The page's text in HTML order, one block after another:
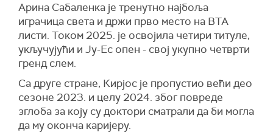
Арина Сабаленка је тренутно најбоља
играчица света и држи прво место на ВТА
листи. Током 2025. је освојила четири титуле,
укључујући и Ју-Ес опен - свој укупно четврти
гренд слем.
Са друге стране, Кирјос је пропустио већи део
сезоне 2023. и целу 2024. због повреде
зглоба за коју су доктори сматрали да би могла
да му оконча каријеру.